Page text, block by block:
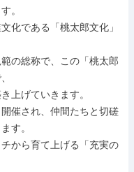
。
化である「桃太郎文化」
の総称で、この「桃太郎
上げていきます。
催され、仲間たちと切磋
す。
から育て上げる「充実の